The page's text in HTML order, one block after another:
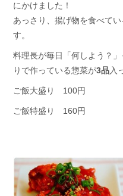
にかけました！
あっさり、揚げ物を食べて
す。
料理長が毎日「何しよう？
りで作っている惣菜が3品入
ご飯大盛り 100円
ご飯特盛り 160円